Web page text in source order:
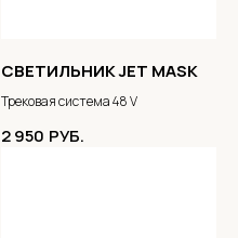
СВЕТИЛЬНИК JET MASK
Трековая система 48 V
2 950 РУБ.